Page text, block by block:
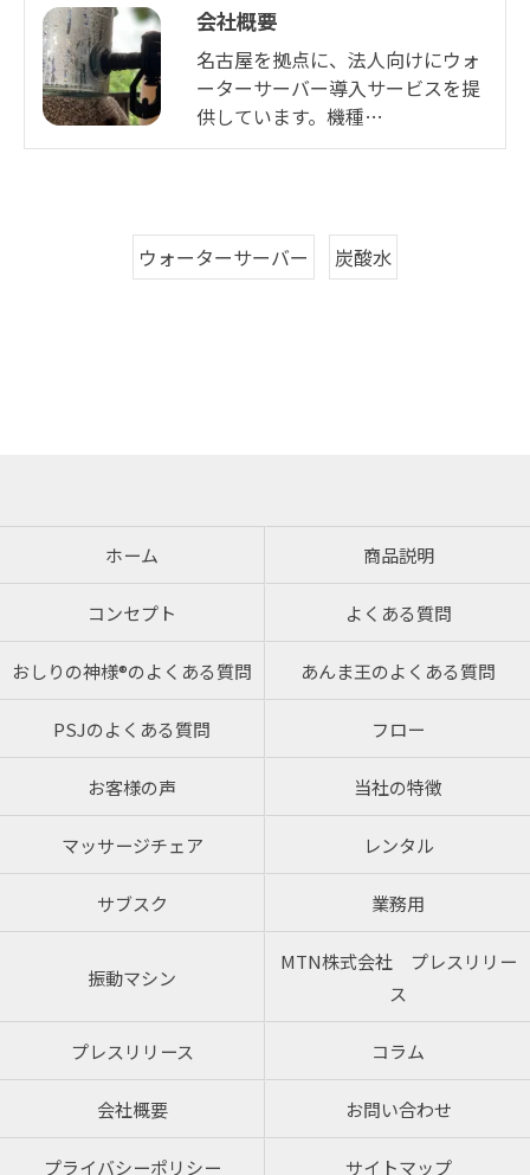
会社概要
名古屋を拠点に、法人向けにウォ
ーターサーバー導入サービスを提
供しています。機種…
ウォーターサーバー 炭酸水
ホーム 商品説明
コンセプト よくある質問
おしりの神様®のよくある質問 あんま王のよくある質問
PSJのよくある質問 フロー
お客様の声 当社の特徴
マッサージチェア レンタル
サブスク 業務用
振動マシン
MTN株式会社 プレスリリー
ス
プレスリリース コラム
会社概要 お問い合わせ
プライバシーポリシー サイトマップ